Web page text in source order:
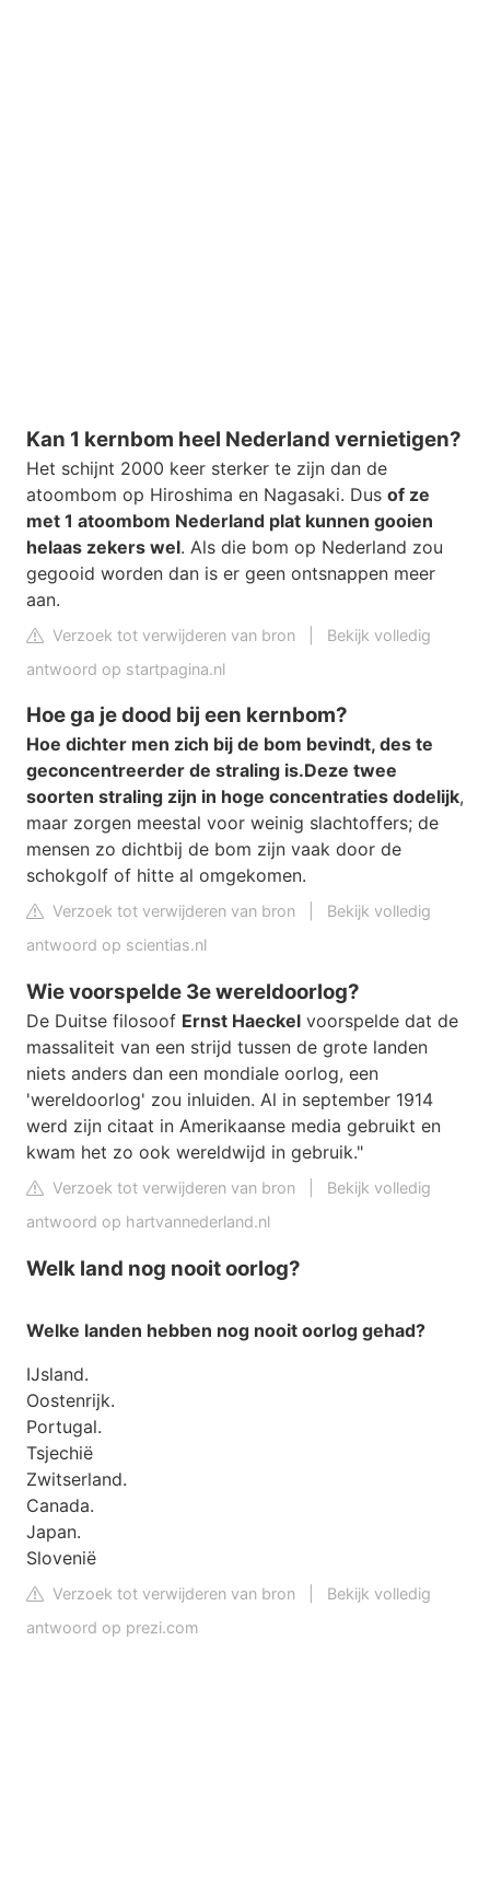
Kan 1 kernbom heel Nederland vernietigen?
Het schijnt 2000 keer sterker te zijn dan de
atoombom op Hiroshima en Nagasaki. Dus of ze
met 1 atoombom Nederland plat kunnen gooien
helaas zekers wel. Als die bom op Nederland zou
gegooid worden dan is er geen ontsnappen meer
aan.
Verzoek tot verwijderen van bron
Bekijk volledig
antwoord op startpagina.nl
Hoe ga je dood bij een kernbom?
Hoe dichter men zich bij de bom bevindt, des te
geconcentreerder de straling is.Deze twee
soorten straling zijn in hoge concentraties dodelijk,
maar zorgen meestal voor weinig slachtoffers; de
mensen zo dichtbij de bom zijn vaak door de
schokgolf of hitte al omgekomen.
Verzoek tot verwijderen van bron
Bekijk volledig
antwoord op scientias.nl
Wie voorspelde 3e wereldoorlog?
De Duitse filosoof Ernst Haeckel voorspelde dat de
massaliteit van een strijd tussen de grote landen
niets anders dan een mondiale oorlog, een
'wereldoorlog' zou inluiden. Al in september 1914
werd zijn citaat in Amerikaanse media gebruikt en
kwam het zo ook wereldwijd in gebruik."
Verzoek tot verwijderen van bron
Bekijk volledig
antwoord op hartvannederland.nl
Welk land nog nooit oorlog?
Welke landen hebben nog nooit oorlog gehad?
IJsland.
Oostenrijk.
Portugal.
Tsjechië
Zwitserland.
Canada.
Japan.
Slovenië
Verzoek tot verwijderen van bron
Bekijk volledig
antwoord op prezi.com